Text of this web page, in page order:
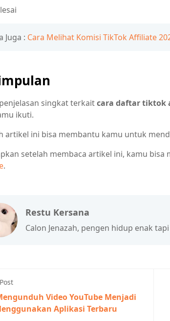
Juga : Cara Melihat Komisi TikTok Affiliate
singkat terkaitcara daftar tiktok
ikuti.
artikel ini bisa membantu kamu untuk
setelah membaca artikel ini, kamu bisa
.
Restu Kersana
Calon Jenazah, pengen hidup enak
Video YouTube Menjadi
Aplikasi Terbaru